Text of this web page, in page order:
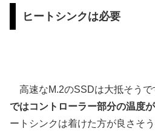
ヒートシンクは必要
高速なM.2のSSDは大抵そうで
ではコントローラー部分の温度
ートシンクは着けた方が良さそう